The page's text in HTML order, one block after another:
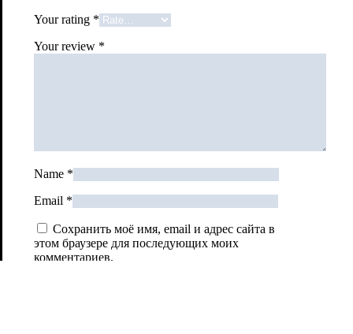
Your rating *
Your review *
Name *
Email *
Сохранить моё имя, email и адрес сайта в
этом браузере для последующих моих
комментариев.